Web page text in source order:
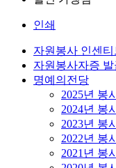
인쇄
자원봉사 인센티
자원봉사자증 발
명예의전당
2025년 봉
2024년 봉
2023년 봉
2022년 봉
2021년 봉